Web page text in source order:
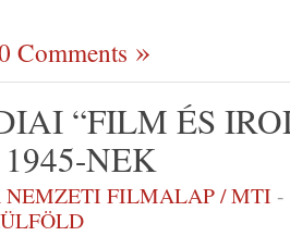
Comments
“FILM ÉS
NEK
NEMZETI FILMALAP / MTI -